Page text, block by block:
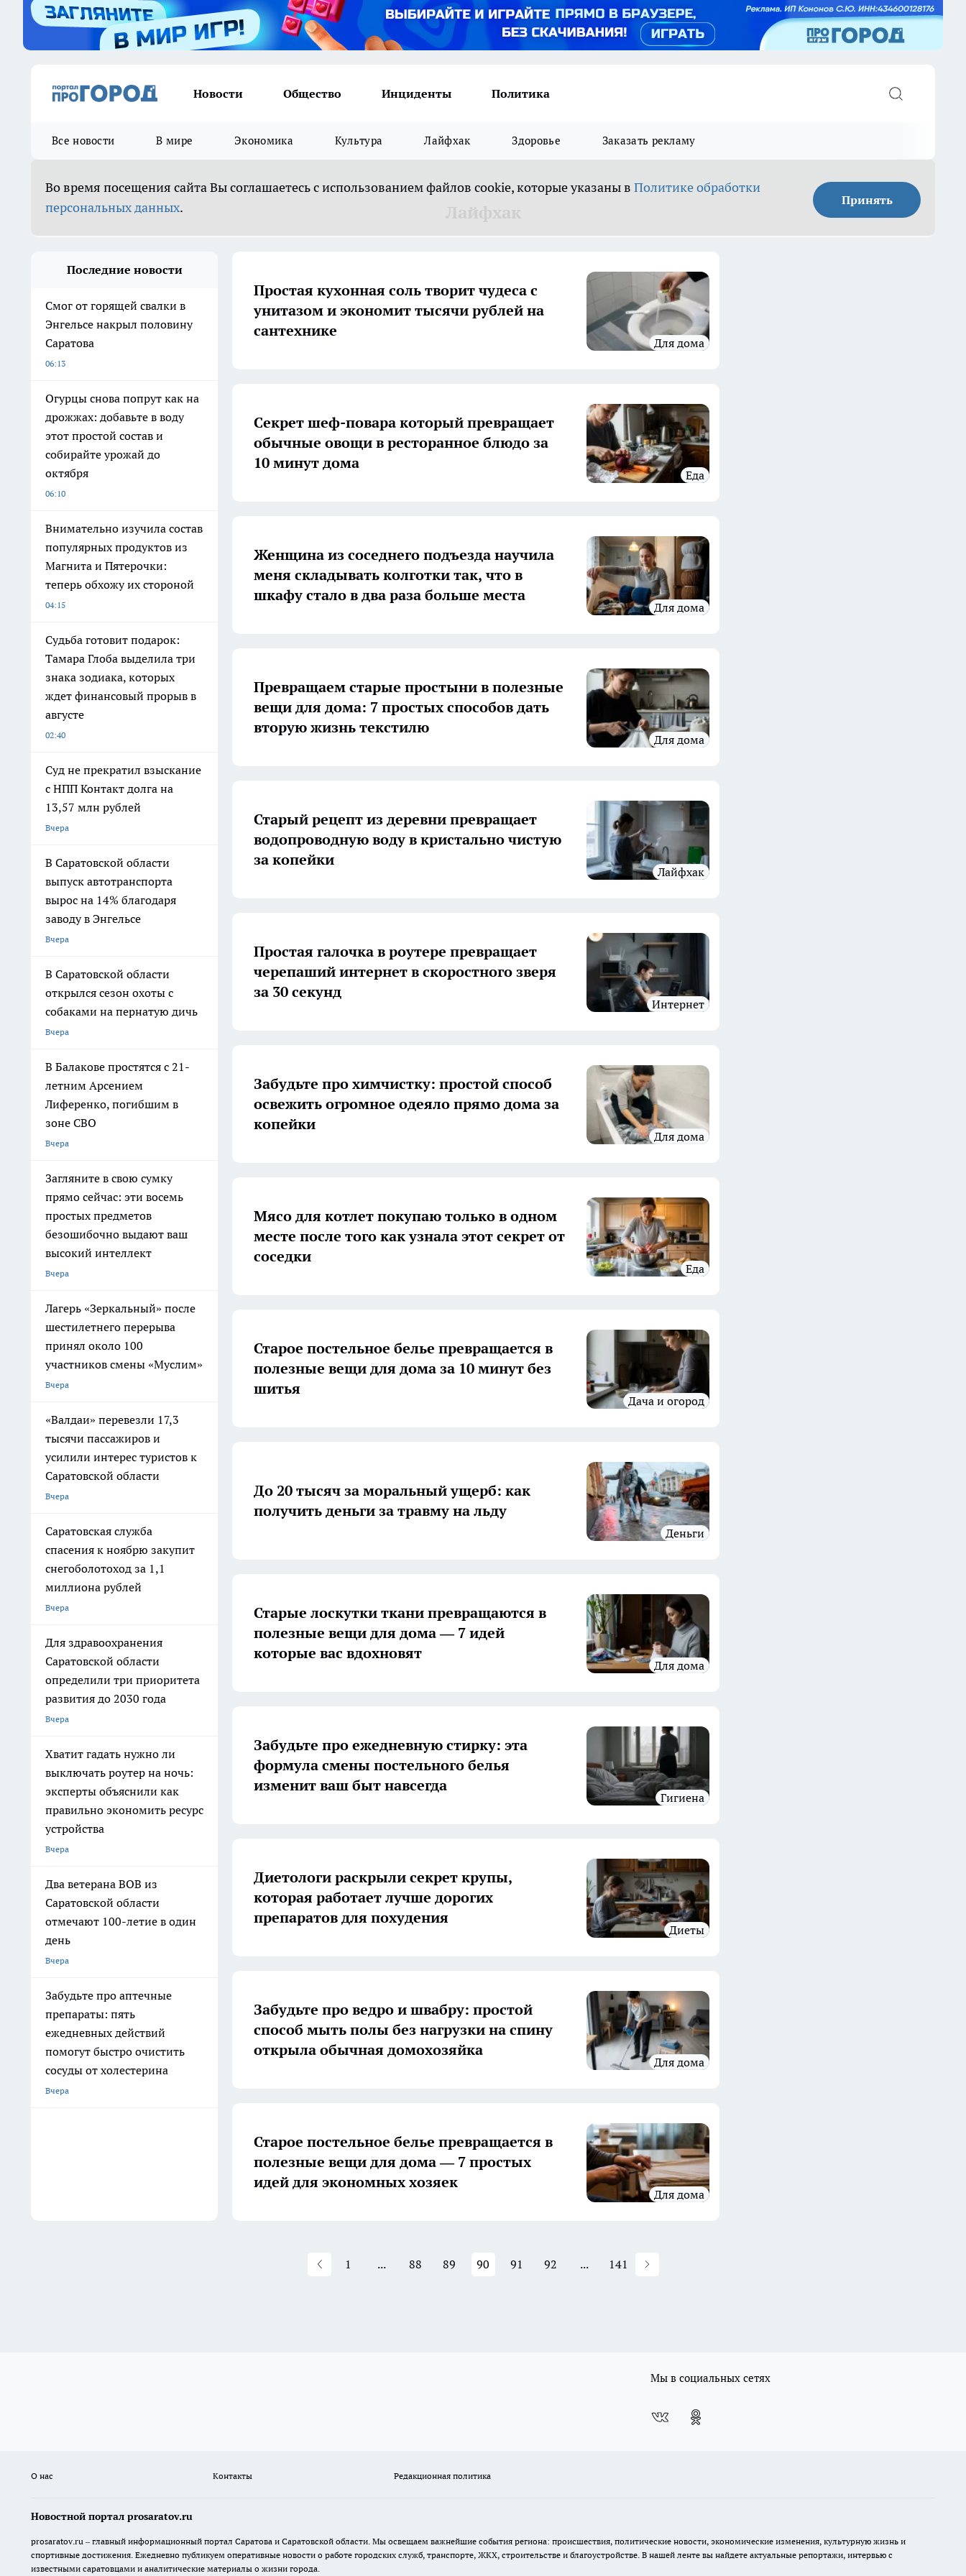
Новости Общество Инциденты Политика
Все новости В мире Экономика Культура Лайфхак Здоровье Заказать рекламу
Во время посещения сайта Вы соглашаетесь с использованием файлов cookie, которые указаны в Политике обработки
персональных данных. Принять
Последние новости
Смог от горящей свалки в
Энгельсе накрыл половину
Саратова
06:13
Огурцы снова попрут как на
дрожжах: добавьте в воду
этот простой состав и
собирайте урожай до
октября
06:10
Внимательно изучила состав
популярных продуктов из
Магнита и Пятерочки:
теперь обхожу их стороной
04:15
Судьба готовит подарок:
Тамара Глоба выделила три
знака зодиака, которых
ждет финансовый прорыв в
августе
02:40
Суд не прекратил взыскание
с НПП Контакт долга на
13,57 млн рублей
Вчера
В Саратовской области
выпуск автотранспорта
вырос на 14% благодаря
заводу в Энгельсе
Вчера
В Саратовской области
открылся сезон охоты с
собаками на пернатую дичь
Вчера
В Балакове простятся с 21-
летним Арсением
Лиференко, погибшим в
зоне СВО
Вчера
Загляните в свою сумку
прямо сейчас: эти восемь
простых предметов
безошибочно выдают ваш
высокий интеллект
Вчера
Лагерь «Зеркальный» после
шестилетнего перерыва
принял около 100
участников смены «Муслим»
Вчера
«Валдаи» перевезли 17,3
тысячи пассажиров и
усилили интерес туристов к
Саратовской области
Вчера
Саратовская служба
спасения к ноябрю закупит
снегоболотоход за 1,1
миллиона рублей
Вчера
Для здравоохранения
Саратовской области
определили три приоритета
развития до 2030 года
Вчера
Хватит гадать нужно ли
выключать роутер на ночь:
эксперты объяснили как
правильно экономить ресурс
устройства
Вчера
Два ветерана ВОВ из
Саратовской области
отмечают 100-летие в один
день
Вчера
Забудьте про аптечные
препараты: пять
ежедневных действий
помогут быстро очистить
сосуды от холестерина
Вчера
Простая кухонная соль творит чудеса с
унитазом и экономит тысячи рублей на
сантехнике
Для дома
Секрет шеф-повара который превращает
обычные овощи в ресторанное блюдо за
10 минут дома
Еда
Женщина из соседнего подъезда научила
меня складывать колготки так, что в
шкафу стало в два раза больше места
Для дома
Превращаем старые простыни в полезные
вещи для дома: 7 простых способов дать
вторую жизнь текстилю
Для дома
Старый рецепт из деревни превращает
водопроводную воду в кристально чистую
за копейки
Лайфхак
Простая галочка в роутере превращает
черепаший интернет в скоростного зверя
за 30 секунд
Интернет
Забудьте про химчистку: простой способ
освежить огромное одеяло прямо дома за
копейки
Для дома
Мясо для котлет покупаю только в одном
месте после того как узнала этот секрет от
соседки
Еда
Старое постельное белье превращается в
полезные вещи для дома за 10 минут без
шитья
Дача и огород
До 20 тысяч за моральный ущерб: как
получить деньги за травму на льду
Деньги
Старые лоскутки ткани превращаются в
полезные вещи для дома — 7 идей
которые вас вдохновят
Для дома
Забудьте про ежедневную стирку: эта
формула смены постельного белья
изменит ваш быт навсегда
гигиена
Диетологи раскрыли секрет крупы,
которая работает лучше дорогих
препаратов для похудения
Диеты
Забудьте про ведро и швабру: простой
способ мыть полы без нагрузки на спину
открыла обычная домохозяйка
Для дома
Старое постельное белье превращается в
полезные вещи для дома — 7 простых
идей для экономных хозяек
Для дома
1 ... 88 89 90 91 92 ... 141
Мы в социальных сетях
О нас Контакты Редакционная политика
Новостной портал prosaratov.ru
prosaratov.ru – главный информационный портал Саратова и Саратовской области. Мы освещаем важнейшие события региона: происшествия, политические новости, экономические изменения, культурную жизнь и
спортивные достижения. Ежедневно публикуем оперативные новости о работе городских служб, транспорте, ЖКХ, строительстве и благоустройстве. В нашей ленте вы найдете актуальные репортажи, интервью с
известными саратовцами и аналитические материалы о жизни города.